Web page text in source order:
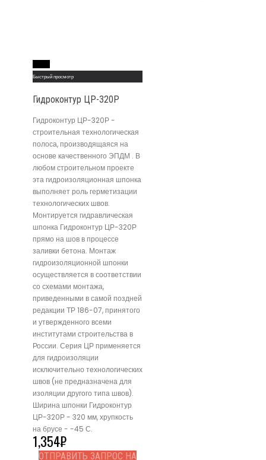
Быстрый просмотр
Гидроконтур ЦР-320Р
Гидроконтур ЦР-320Р -
строительная технологическая
полоса, производящаяся на
основе качественного ЭПДМ . В
любом строительном проекте
эта гидроизоляционная шпонка
выполняет роль герметизации
технологических швов.
Монтируется гидравлическая
шпонка Гидроконтур ЦР-320Р
прямо на шов в процессе
заливки бетона. Монтаж
гидроизоляционной шпонки
осуществляется в соответствии
со схемами монтажа,
приведенными в самой поздней
редакции ТР 186-07, принятого
и утвержденного всеми
институтами строительства в
России. Серия ЦР применяется
для гидроизоляции
исключительно технологических
швов (не предназначена для
изоляции другого типа швов).
Ширина шпонки Гидроконтур
ЦР-320Р - 320 мм, хрупкость
на брусе - -45 С.
1,354₽
ОТПРАВИТЬ ЗАПРОС НА